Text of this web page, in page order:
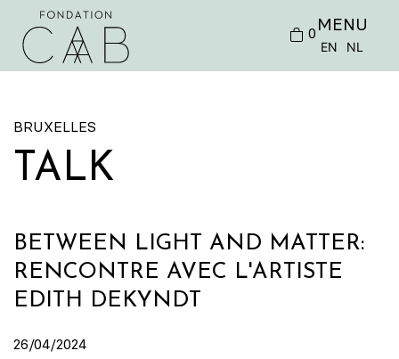
0 MENU
EN NL
BRUXELLES
TALK
BETWEEN LIGHT AND MATTER:
RENCONTRE AVEC L'ARTISTE
EDITH DEKYNDT
26/04/2024